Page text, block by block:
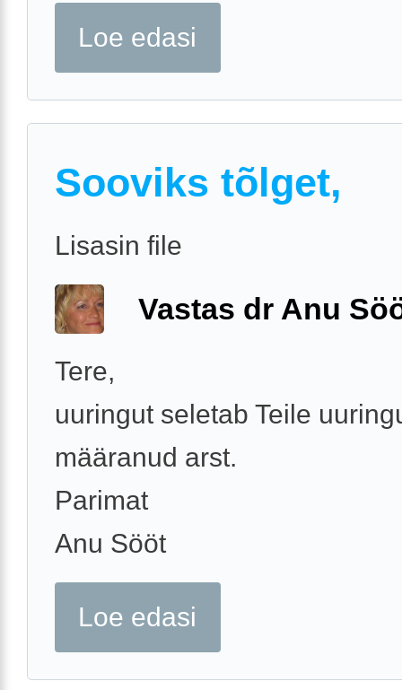
Loe edasi
Sooviks tõlget,
Lisasin file
Vastas dr Anu
Tere,
uuringut seletab Teile
määranud arst.
Parimat
Anu Sööt
Loe edasi